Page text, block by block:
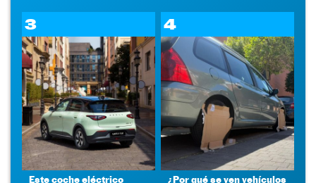
3
Este coche eléctrico
4
¿Por qué se ven vehículos